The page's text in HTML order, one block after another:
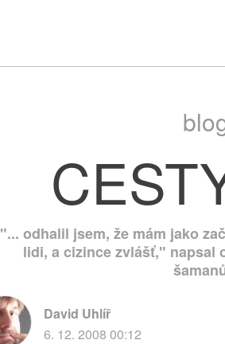
"... odhalil jsem, že mám jako
lidi, a cizince zvlášť," napsal
David Uhlíř
6. 12. 2008 00:12